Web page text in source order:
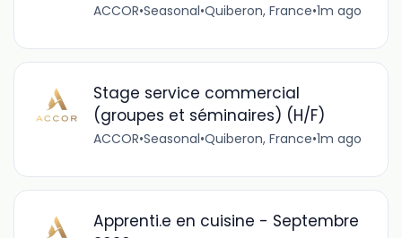
ACCOR•Seasonal•Quiberon, France•1m ago
Stage service commercial
(groupes et séminaires) (H/F)
ACCOR•Seasonal•Quiberon, France•1m ago
Apprenti.e en cuisine - Septembre